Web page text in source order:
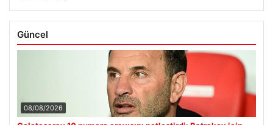
Güncel
08/08/2026